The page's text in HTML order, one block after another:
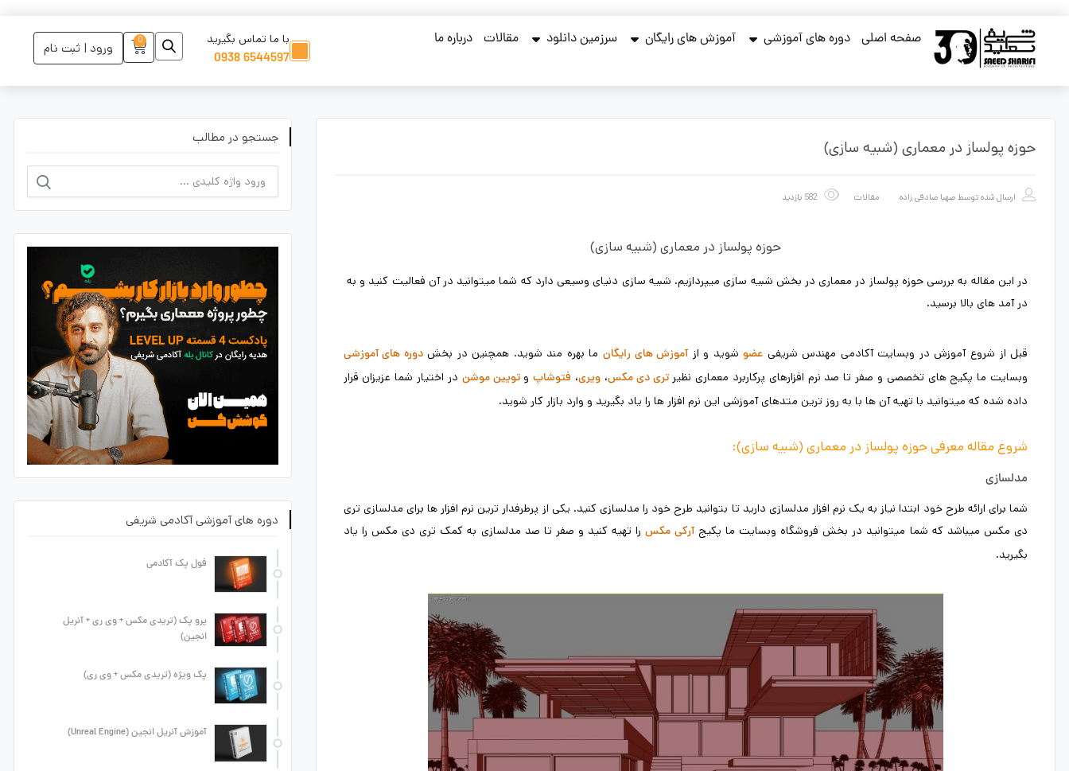
صفحه اصلی دوره های آموزشی آموزش های رایگان سرزمین دانلود مقالات درباره ما ورود | ثبت نام 0 با ما تماس بگیرید
6544597 0938
حوزه پولساز در معماری (شبیه سازی)
ارسال شده توسط صهبا صادقی زاده مقالات
حوزه پولساز در معماری (شبیه سازی)
در این مقاله به بررسی حوزه پولساز در معماری در بخش شبیه سازی میپردازیم. شبیه سازی دنیای وسیعی دارد که شما میتوانید در آن فعالیت کنید و به
در آمد های بالا برسید.
قبل از شروع آموزش در وبسایت آکادمی مهندس شریفی عضو شوید و ازآموزش های رایگانما بهره مند شوید. همچنین در بخشدوره های آموزشی
وبسایت ما پکیج های تخصصی و صفر تا صد نرم افزارهای پرکاربرد معماری نظیرتری دی مکس، ویری، فتوشاپوتویین موشن در اختیار شما عزیزان قرار
داده شده که میتوانید با تهیه آن ها با به روز ترین متدهای آموزشی این نرم افزار ها را یاد بگیرید و وارد بازار کار شوید.
شروع مقاله معرفی حوزه پولساز در معماری (شبیه سازی):
مدلسازی
شما برای ارائه طرح خود ابتدا نیاز به یک نرم افزار مدلسازی دارید تا بتوانید طرح خود را مدلسازی کنید. یکی از پرطرفدار ترین نرم افزار ها برای مدلسازی تری
دی مکس میباشد که شما میتوانید در بخش فروشگاه وبسایت ما پکیجآرکی مکسرا تهیه کنید و صفر تا صد مدلسازی به کمک تری دی مکس را یاد
بگیرید.
جستجو در مطالب
دوره های آموزشی آکادمی شریفی
فول پک آکادمی
پرو پک (تریدی مکس + وی ری + آنریل
انجین)
پک ویژه (تریدی مکس + وی ری)
آموزش آنریل انجین (Unreal Engine)